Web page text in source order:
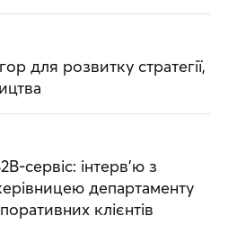
для розвитку стратегії,
сервіс: інтерв’ю з
департаменту
клієнтів